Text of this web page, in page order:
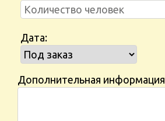
Дата:
Дополнительная информация